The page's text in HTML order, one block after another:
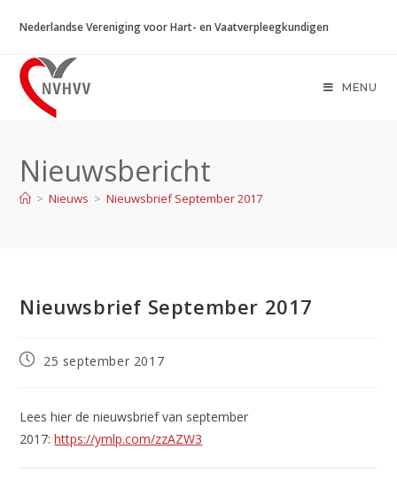
naar
inhoud
Nederlandse Vereniging voor Hart- en Vaatverpleegkundigen
MENU
Nieuwsbericht
> Nieuws > Nieuwsbrief September 2017
Nieuwsbrief September 2017
Bericht25 september 2017
Lees hier de nieuwsbrief van september
2017:https://ymlp.com/zzAZW3